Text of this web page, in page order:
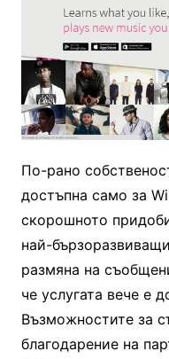
По-рано
достъпна само за
скорошното
най-
размяна на
че услугата вече е
Възможностите за
благодарение на